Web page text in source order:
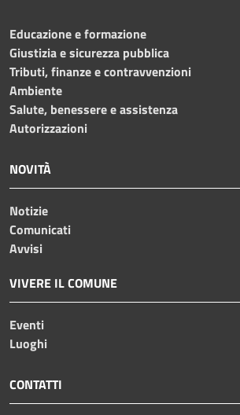
Educazione e formazione
Giustizia e sicurezza pubblica
Tributi, finanze e contravvenzioni
Ambiente
Salute, benessere e assistenza
Autorizzazioni
NOVITÀ
Notizie
Comunicati
Avvisi
VIVERE IL COMUNE
Eventi
Luoghi
CONTATTI